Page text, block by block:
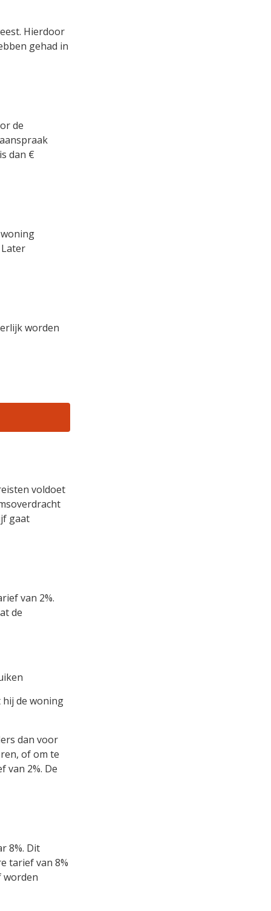
Hierdoor
gehad in
de
dan €
worden
voldoet
gaat
van 2%.
de
de woning
dan voor
of om te
van 2%. De
8%. Dit
tarief van 8%
worden